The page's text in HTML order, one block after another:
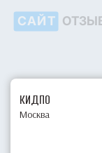
САЙТ
КИДПО
Москва